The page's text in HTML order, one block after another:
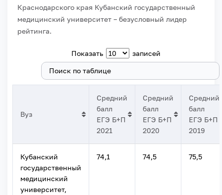
Краснодарского края Кубанский государственный
медицинский университет – безусловный лидер
рейтинга.
Показать записей
Вуз
Средний
балл
ЕГЭ Б+П
2021
Средний
балл
ЕГЭ Б+П
2020
Средний
балл
ЕГЭ Б+П
2019
Кубанский
государственный
медицинский
университет,
74,1 74,5 75,5